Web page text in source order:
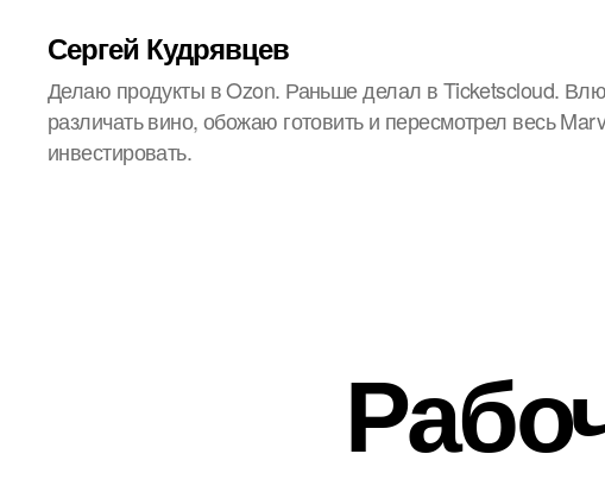
Сергей Кудрявцев
Делаю продукты в Ozon. Раньше делал в Ticketscloud.
различать вино, обожаю готовить и пересмотрел весь
инвестировать.